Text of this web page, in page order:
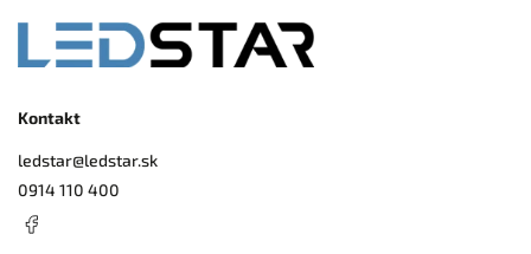
Kontakt
ledstar@ledstar.sk
0914 110 400